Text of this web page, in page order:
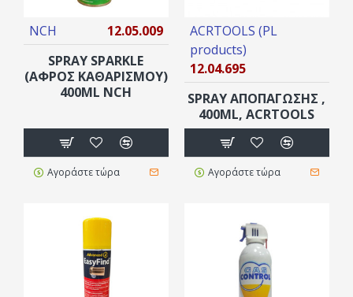
NCH
12.05.009
SPRAY SPARKLE
(ΑΦΡΌΣ ΚΑΘΑΡΙΣΜΟΎ)
400ML NCH
Αγοράστε τώρα
ACRTOOLS (PL
products)
12.04.695
SPRAY ΑΠΟΠΑΓΩΣΗΣ ,
400ML, ACRTOOLS
Αγοράστε τώρα